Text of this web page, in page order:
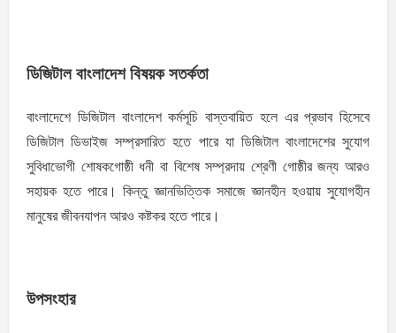
ডিজিটাল বাংলাদেশ বিষয়ক সতর্কতা
বাংলাদেশে ডিজিটাল বাংলাদেশ কর্মসূচি বাস্তবায়িত হলে এর প্রভাব হিসেবে
ডিজিটাল ডিভাইজ সম্প্রসারিত হতে পারে যা ডিজিটাল বাংলাদেশের সুযোগ
সুবিধাভোগী শোষকগোষ্ঠী ধনী বা বিশেষ সম্প্রদায় শ্রেণী গোষ্ঠীর জন্য আরও
সহায়ক হতে পারে। কিন্তু জ্ঞানভিত্তিক সমাজে জ্ঞানহীন হওয়ায় সুযোগহীন
মানুষের জীবনযাপন আরও কষ্টকর হতে পারে।
উপসংহার